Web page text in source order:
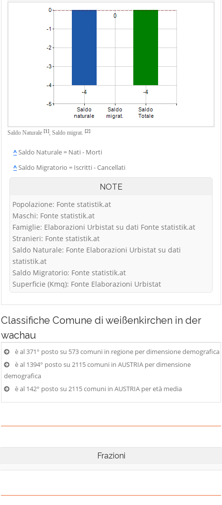
Saldo Naturale [1], Saldo migrat. [2]
^Saldo Naturale = Nati - Morti
^Saldo Migratorio = Iscritti - Cancellati
NOTE
Popolazione: Fonte statistik.at
Maschi: Fonte statistik.at
Famiglie: Elaborazioni Urbistat su dati Fonte statistik.at
Stranieri: Fonte statistik.at
Saldo Naturale: Fonte Elaborazioni Urbistat su dati
statistik.at
Saldo Migratorio: Fonte statistik.at
Superficie (Kmq): Fonte Elaborazioni Urbistat
Classifiche Comune di weißenkirchen in der
wachau
è al 371° posto su 573 comuni in regione per dimensione demografica
è al 1394° posto su 2115 comuni in AUSTRIA per dimensione
demografica
è al 142° posto su 2115 comuni in AUSTRIA per età media
Frazioni